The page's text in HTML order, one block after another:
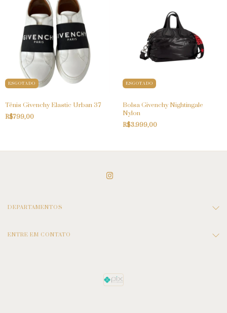
ESGOTADO
Tênis Givenchy Elastic Urban 37
R$799,00
ESGOTADO
Bolsa Givenchy Nightingale
Nylon
R$3.999,00
DEPARTAMENTOS
ENTRE EM CONTATO